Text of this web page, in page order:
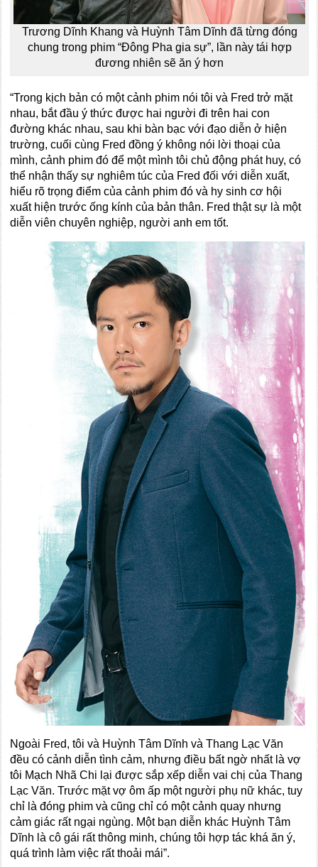
Trương Dĩnh Khang và Huỳnh Tâm Dĩnh đã từng đóng
chung trong phim “Đông Pha gia sự”, lần này tái hợp
đương nhiên sẽ ăn ý hơn
“Trong kịch bản có một cảnh phim nói tôi và Fred trở mặt
nhau, bắt đầu ý thức được hai người đi trên hai con
đường khác nhau, sau khi bàn bạc với đạo diễn ở hiện
trường, cuối cùng Fred đồng ý không nói lời thoại của
mình, cảnh phim đó để một mình tôi chủ động phát huy, có
thể nhận thấy sự nghiêm túc của Fred đối với diễn xuất,
hiểu rõ trọng điểm của cảnh phim đó và hy sinh cơ hội
xuất hiện trước ống kính của bản thân. Fred thật sự là một
diễn viên chuyên nghiệp, người anh em tốt.
Ngoài Fred, tôi và Huỳnh Tâm Dĩnh và Thang Lạc Văn
đều có cảnh diễn tình cảm, nhưng điều bất ngờ nhất là vợ
tôi Mạch Nhã Chi lại được sắp xếp diễn vai chị của Thang
Lạc Văn. Trước mặt vợ ôm ấp một người phụ nữ khác, tuy
chỉ là đóng phim và cũng chỉ có một cảnh quay nhưng
cảm giác rất ngại ngùng. Một bạn diễn khác Huỳnh Tâm
Dĩnh là cô gái rất thông minh, chúng tôi hợp tác khá ăn ý,
quá trình làm việc rất thoải mái”.